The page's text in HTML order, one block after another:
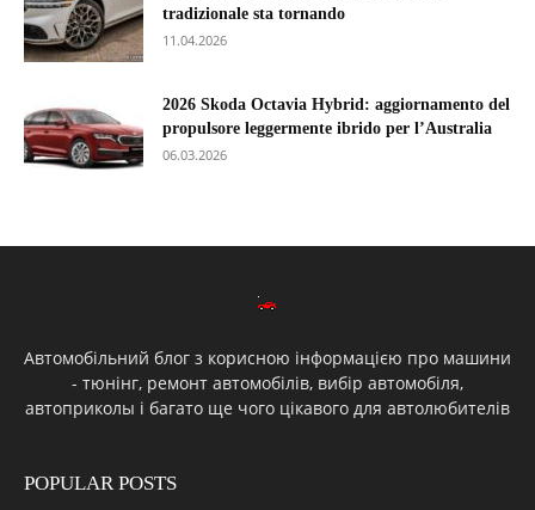
tradizionale sta tornando
11.04.2026
2026 Skoda Octavia Hybrid: aggiornamento del
propulsore leggermente ibrido per l’Australia
06.03.2026
Автомобільний блог з корисною інформацією про машини
- тюнінг, ремонт автомобілів, вибір автомобіля,
автоприколы і багато ще чого цікавого для автолюбителів
POPULAR POSTS